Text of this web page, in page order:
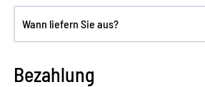
Wann liefern Sie aus?
Bezahlung